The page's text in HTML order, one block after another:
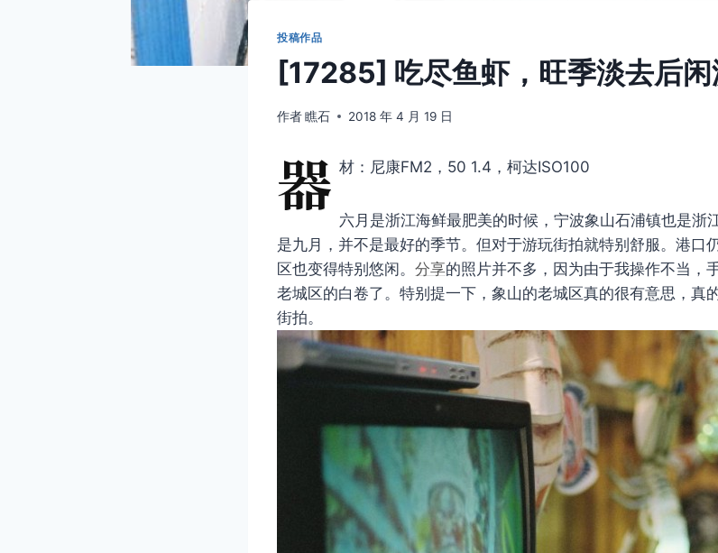
投稿作品
[17285] 吃尽鱼虾，旺季淡去后
作者瞧石 2018 年 4 月 19 日
器 材：尼康FM2，50 1.4，柯达ISO100
六月是浙江海鲜最肥美的时候，宁波象山石浦镇也是浙
是九月，并不是最好的季节。但对于游玩街拍就特别舒服。港口
区也变得特别悠闲。 分享的照片并不多，因为由于我操作不当，
老城区的白卷了。特别提一下，象山的老城区真的很有意思，真
街拍。